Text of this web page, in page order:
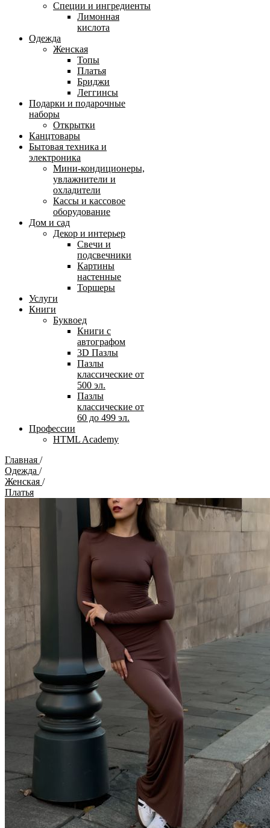
Специи и ингредиенты
Лимонная
кислота
Одежда
Женская
Топы
Платья
Бриджи
Леггинсы
Подарки и подарочные
наборы
Открытки
Канцтовары
Бытовая техника и
электроника
Мини-кондиционеры,
увлажнители и
охладители
Кассы и кассовое
оборудование
Дом и сад
Декор и интерьер
Свечи и
подсвечники
Картины
настенные
Торшеры
Услуги
Книги
Буквоед
Книги с
автографом
3D Пазлы
Пазлы
классические от
500 эл.
Пазлы
классические от
60 до 499 эл.
Профессии
HTML Academy
Главная /
Одежда /
Женская /
Платья